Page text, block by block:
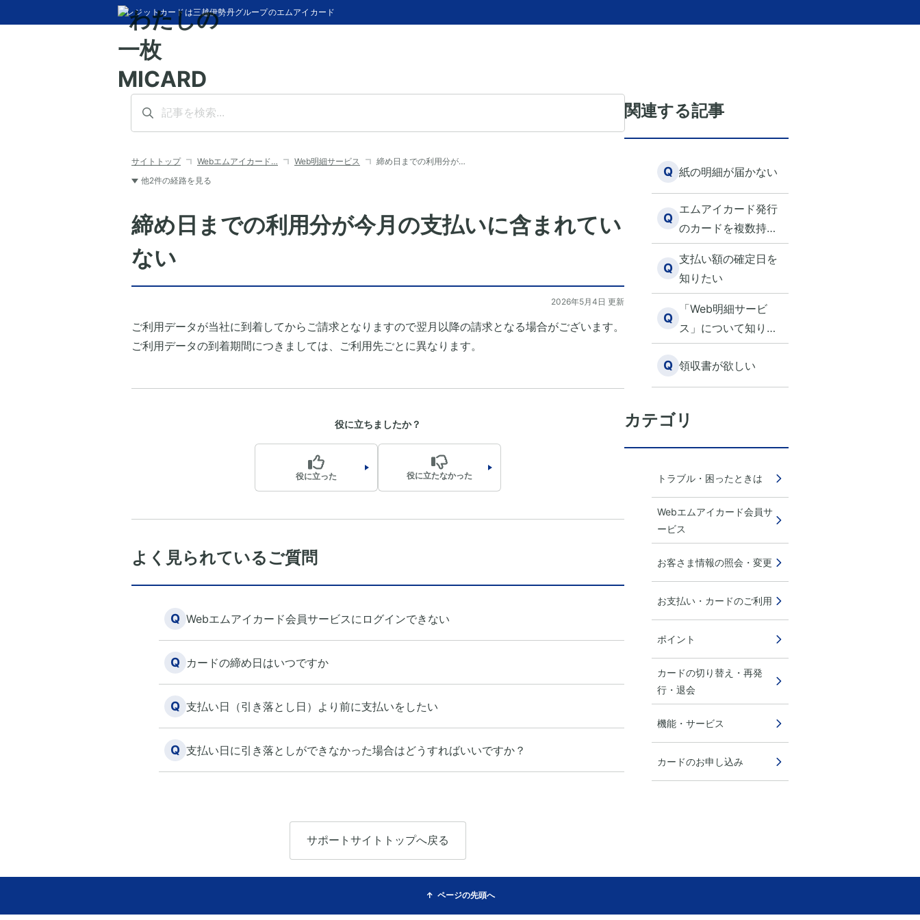
クレジットカードは三越伊勢丹グループのエムアイカード
サイトトップ Webエムアイカード… Web明細サービス
締め日までの利用分が…
他2件の経路を見る
締め日までの利用分が今月の支払いに含まれてい
ない
2026年5月4日 更新
ご利用データが当社に到着してからご請求となりますので翌月以降の請求となる場合がございます。
ご利用データの到着期間につきましては、ご利用先ごとに異なります。
役に立ちましたか？
役に立った 役に立たなかった
よく見られているご質問
Q Webエムアイカード会員サービスにログインできない
Q カードの締め日はいつですか
Q 支払い日（引き落とし日）より前に支払いをしたい
Q 支払い日に引き落としができなかった場合はどうすればいいですか？
サポートサイトトップへ戻る
関連する記事
Q 紙の明細が届かない
Q
エムアイカード発行
のカードを複数持っ
ています。Webエム
アイカード会員マイ
ページで、それぞれ
の情報を閲覧できる
ようにする方法はあ
りますか？
Q
支払い額の確定日を
知りたい
Q
「Web明細サービ
ス」について知りた
い
Q 領収書が欲しい
カテゴリ
トラブル・困ったときは
Webエムアイカード会員サ
ービス
お客さま情報の照会・変更
お支払い・カードのご利用
ポイント
カードの切り替え・再発
行・退会
機能・サービス
カードのお申し込み
ページの先頭へ